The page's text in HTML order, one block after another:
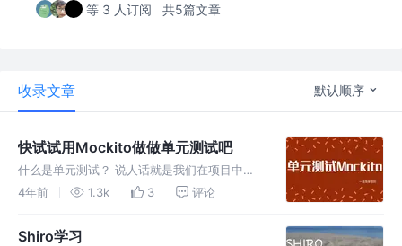
等 3 人订阅 共5篇文章
收录文章 默认顺序
快试试用Mockito做做单元测试吧
什么是单元测试？ 说人话就是我们在项目中的
每一个业务方法，都是一个小模块，小单元，应
测试的目的是为了验证业务逻辑是否正确，方法
4年前 1.3k 3 评论
Shiro学习